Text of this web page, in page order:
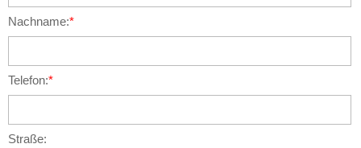
Nachname:*
Telefon:*
Straße: